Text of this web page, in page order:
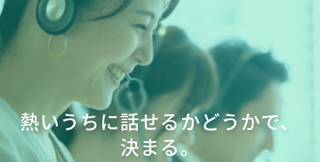
熱いうちに話せるかどうかで、
決まる。